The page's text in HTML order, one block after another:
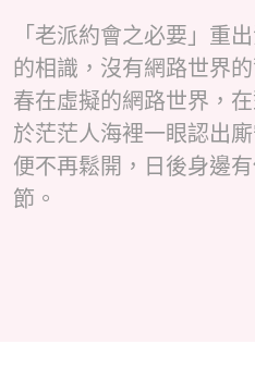
「老派約會之必要」重
的相識，沒有網路世界
春在虛擬的網路世界，
於茫茫人海裡一眼認出
便不再鬆開，日後身邊
節。